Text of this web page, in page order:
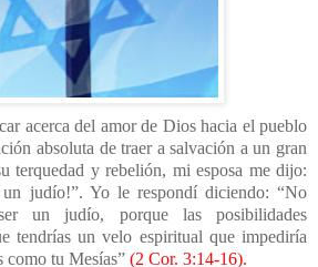
acerca del amor de Dios hacia el pueblo
absoluta de traer a salvación a un gran
terquedad y rebelión, mi esposa me dijo:
un judío!”. Yo le respondí diciendo: “No
un judío, porque las posibilidades
tendrías un velo espiritual que impediría
como tu Mesías” (2 Cor. 3:14-16).